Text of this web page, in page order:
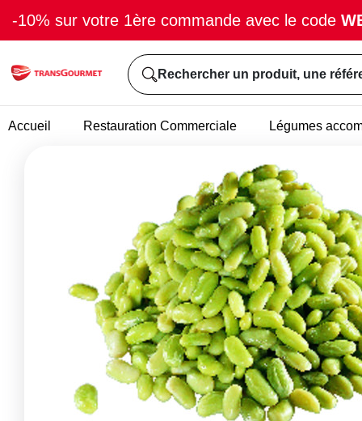
-10% sur votre 1ère commande avec le code
Rechercher un produit, une
Accueil Restauration Commerciale Légumes